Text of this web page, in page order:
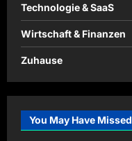
Technologie & SaaS
Wirtschaft & Finanzen
Zuhause
You May Have Missed